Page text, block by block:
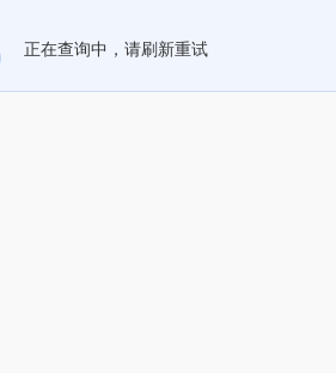
正在查询中，请刷新重试